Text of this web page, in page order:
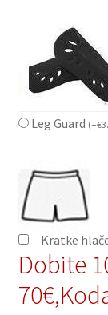
Leg Guard (+€
Kratke
Dobite